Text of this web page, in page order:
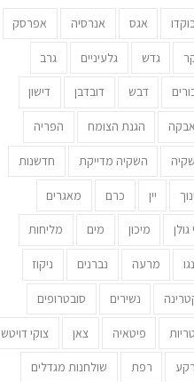
אגס אנרסיה אפרסק
גדש גלעיניים גרב
דבש דובדבן דישון
הגנת הצומח הפריה
השקיה מדייקת חדשנות
יין כרם מאגרים
גולן מיכון מים מליחות
מרעה נברנים ניקוז
נשירים סובטרופים
פיטאיה צאן צוקי דויטש
רפת שולחנות מגדלים